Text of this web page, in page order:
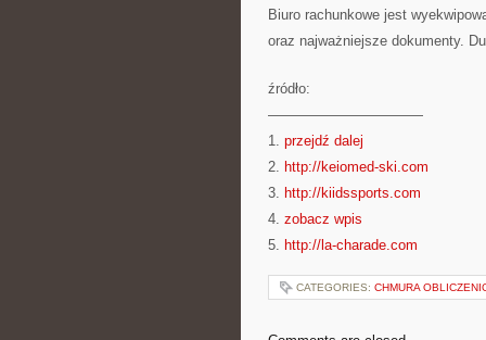
Biuro rachunkowe jest
oraz najważniejsze dokumenty.
źródło:
———————————
1. przejdź dalej
2. http://keiomed-ski.com
3. http://kiidssports.com
4. zobacz wpis
5. http://la-charade.com
CATEGORIES: CHMURA